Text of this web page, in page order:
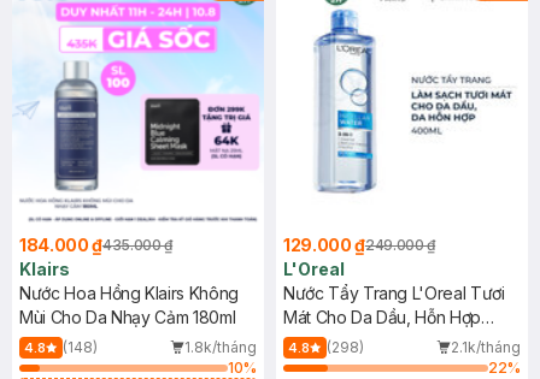
184.000 ₫435.000 ₫
Klairs
Nước Hoa Hồng Klairs Không
Mùi Cho Da Nhạy Cảm 180ml
4.8 (148)
1.8k/tháng
10%
129.000 ₫249.000 ₫
L'Oreal
Nước Tẩy Trang L'Oreal Tươi
Mát Cho Da Dầu, Hỗn Hợp
400ml
4.8 (298)
2.1k/tháng
22%